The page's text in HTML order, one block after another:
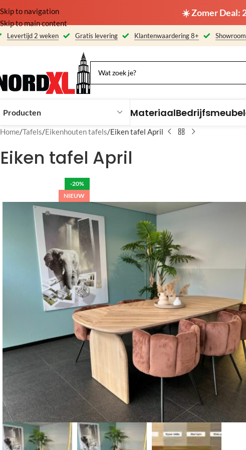
☀️ Zomer Deal:
Skip to navigation
Skip to main content
Levertijd 2 weken Gratis levering Klantenwaardering 8+
Producten Materiaal
Home Tafels Eikenhouten tafels Eiken tafel April
Eiken tafel April
-20%
NIEUW